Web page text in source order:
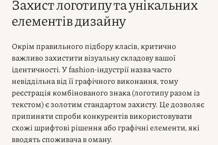
Захист логотипу та унікальних
елементів дизайну
Окрім правильного підбору класів, критично
важливо захистити візуальну складову вашої
ідентичності. У fashion-індустрії назва часто
невіддільна від її графічного виконання, тому
реєстрація комбінованого знака (логотипу разом із
текстом) є золотим стандартом захисту. Це дозволяє
припиняти спроби конкурентів використовувати
схожі шрифтові рішення або графічні елементи, які
вводять споживача в оману.